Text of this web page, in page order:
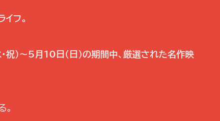
フ。
）～5月10日（日）の期間中、厳選された名作映
。